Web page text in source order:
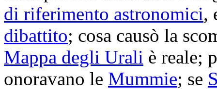
di riferimento astronomici,
dibattito; cosa causò la
Mappa degli Urali è reale;
onoravano le Mummie; se